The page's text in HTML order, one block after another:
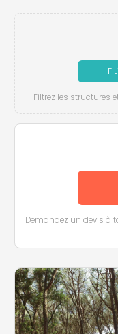
Filtrez les structures
Demandez un devis à